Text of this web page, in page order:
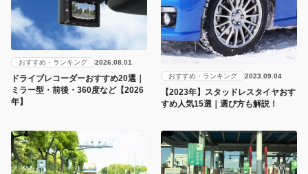
おすすめ・ランキング 2026.08.01
ドライブレコーダーおすすめ20選｜
ミラー型・前後・360度など【2026
年】
おすすめ・ランキング 2023.09.04
【2023年】スタッドレスタイヤおす
すめ人気15選｜選び方も解説！